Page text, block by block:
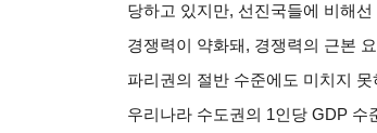
당하고 있지만, 선진국들에 비해
경쟁력이 약화돼, 경쟁력의 근본
파리권의 절반 수준에도 미치지
우리나라 수도권의 1인당 GDP 수